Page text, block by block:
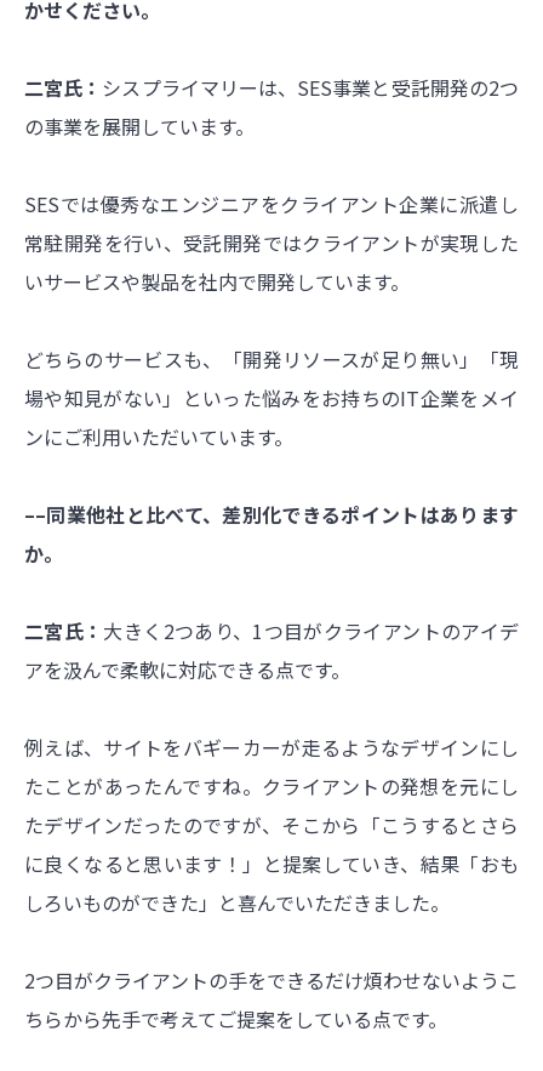
かせください。
二宮氏： シスプライマリーは、SES事業と受託開発の2つ
の事業を展開しています。
SESでは優秀なエンジニアをクライアント企業に派遣し
常駐開発を行い、受託開発ではクライアントが実現した
いサービスや製品を社内で開発しています。
どちらのサービスも、「開発リソースが足り無い」「現
場や知見がない」といった悩みをお持ちのIT企業をメイ
ンにご利用いただいています。
––同業他社と比べて、差別化できるポイントはあります
か。
二宮氏： 大きく2つあり、1つ目がクライアントのアイデ
アを汲んで柔軟に対応できる点です。
例えば、サイトをバギーカーが走るようなデザインにし
たことがあったんですね。クライアントの発想を元にし
たデザインだったのですが、そこから「こうするとさら
に良くなると思います！」と提案していき、結果「おも
しろいものができた」と喜んでいただきました。
2つ目がクライアントの手をできるだけ煩わせないようこ
ちらから先手で考えてご提案をしている点です。